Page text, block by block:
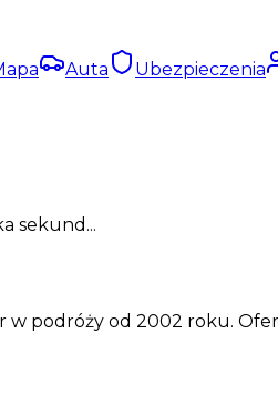
Auta Ubezpieczenia
sekund...
w podróży od 2002 roku.